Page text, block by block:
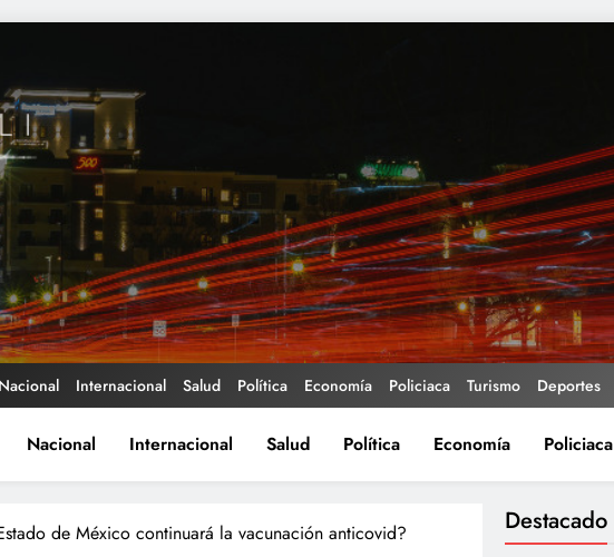
Nacional Internacional Salud Política Economía Policiaca Turismo Deportes
Nacional Internacional Salud Política Economía Policiaca
de México continuará la vacunación anticovid? Destacado